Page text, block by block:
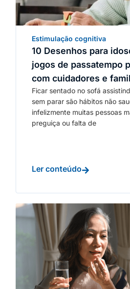
Estimulação cognitiva
10 Desenhos para
jogos de passatempo
com cuidadores e
Ficar sentado no sofá
sem parar são hábitos não
infelizmente muitas pessoas
preguiça ou falta de
Ler conteúdo